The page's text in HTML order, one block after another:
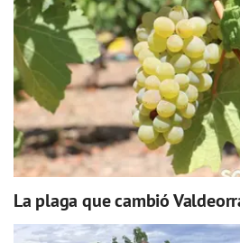
La plaga que cambió